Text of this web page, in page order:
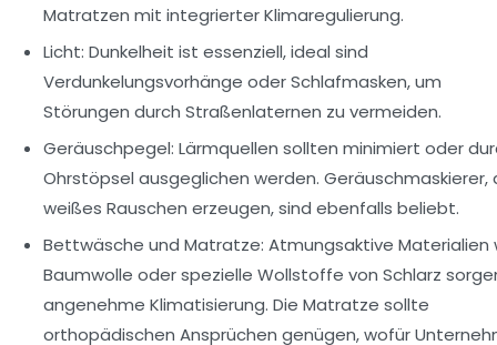
Matratzen mit integrierter Klimaregulierung.
Licht: Dunkelheit ist essenziell, ideal sind
Verdunkelungsvorhänge oder Schlafmasken, um
Störungen durch Straßenlaternen zu vermeiden.
Geräuschpegel: Lärmquellen sollten minimiert oder
Ohrstöpsel ausgeglichen werden. Geräuschmaskierer,
weißes Rauschen erzeugen, sind ebenfalls beliebt.
Bettwäsche und Matratze: Atmungsaktive Materialien
Baumwolle oder spezielle Wollstoffe von Schlarz
angenehme Klimatisierung. Die Matratze sollte
orthopädischen Ansprüchen genügen, wofür